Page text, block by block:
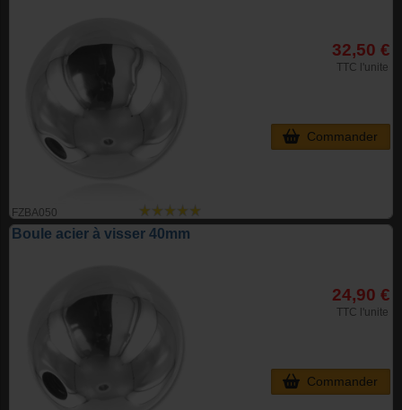
FZBA050
32,50 €
TTC l'unite
Commander
Boule acier à visser 40mm
24,90 €
TTC l'unite
Commander